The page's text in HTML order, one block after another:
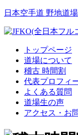
日本空手道 野地道場
トップページ
道場について
稽古 時間割
代表プロフィ
よくある質問
道場生の声
アクセス・お